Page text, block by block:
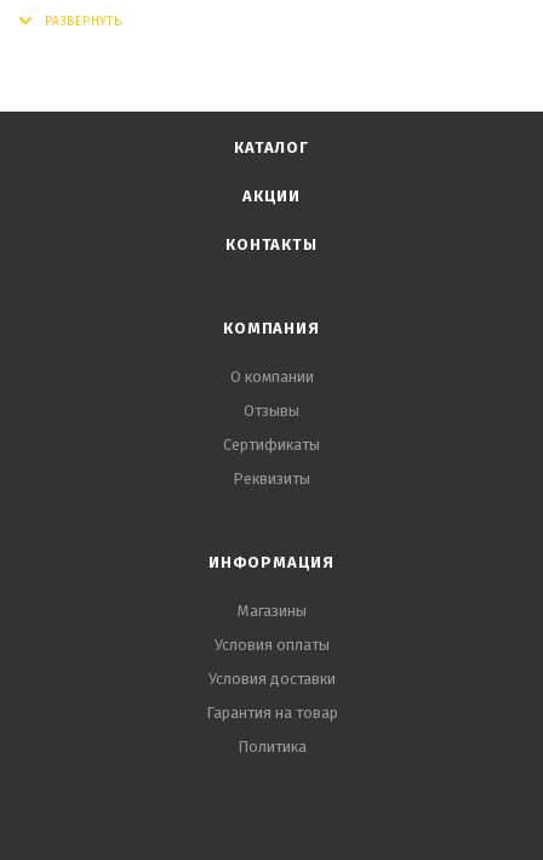
КАТАЛОГ
АКЦИИ
КОНТАКТЫ
КОМПАНИЯ
О компании
Отзывы
Сертификаты
Реквизиты
ИНФОРМАЦИЯ
Магазины
Условия оплаты
Условия доставки
Гарантия на товар
Политика